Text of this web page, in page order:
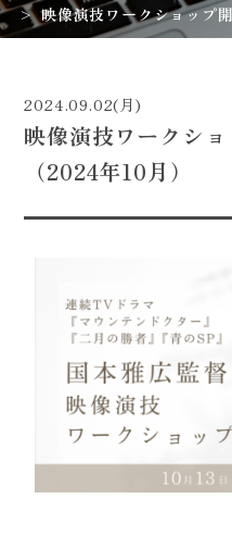
映像演技ワークショップ
2024.09.02(月)
映像演技ワークシ
（2024年10月）